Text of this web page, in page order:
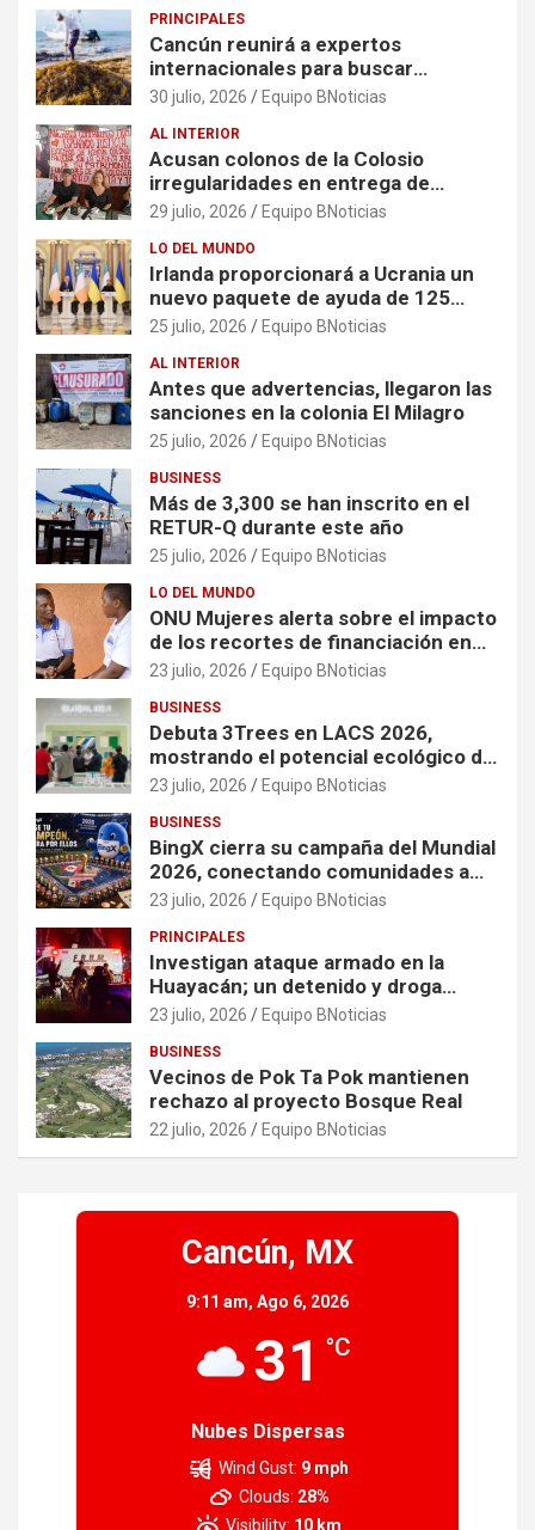
PRINCIPALES
Cancún reunirá a expertos
internacionales para buscar
soluciones al problema del sargazo
30 julio, 2026 Equipo BNoticias
AL INTERIOR
Acusan colonos de la Colosio
irregularidades en entrega de
escrituras
29 julio, 2026 Equipo BNoticias
LO DEL MUNDO
Irlanda proporcionará a Ucrania un
nuevo paquete de ayuda de 125
millones de euros
25 julio, 2026 Equipo BNoticias
AL INTERIOR
Antes que advertencias, llegaron las
sanciones en la colonia El Milagro
25 julio, 2026 Equipo BNoticias
BUSINESS
Más de 3,300 se han inscrito en el
RETUR-Q durante este año
25 julio, 2026 Equipo BNoticias
LO DEL MUNDO
ONU Mujeres alerta sobre el impacto
de los recortes de financiación en
organizaciones que apoyan a
crisis
23 julio, 2026 Equipo BNoticias
BUSINESS
Debuta 3Trees en LACS 2026,
mostrando el potencial ecológico de
China en América
23 julio, 2026 Equipo BNoticias
BUSINESS
BingX cierra su campaña del Mundial
2026, conectando comunidades a
través de experiencias exclusivas
23 julio, 2026 Equipo BNoticias
PRINCIPALES
Investigan ataque armado en la
Huayacán; un detenido y droga
asegurada tras persecución
23 julio, 2026 Equipo BNoticias
BUSINESS
Vecinos de Pok Ta Pok mantienen
rechazo al proyecto Bosque Real
22 julio, 2026 Equipo BNoticias
Cancún, MX
9:11 am, Ago 6, 2026
31 °C
Nubes Dispersas
Wind Gust: 9 mph
Clouds: 28%
Visibility: 10 km